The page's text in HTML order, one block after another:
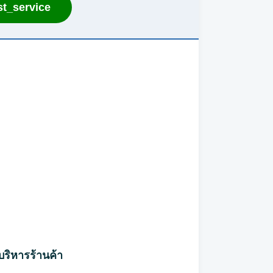
ริหารร้านค้า